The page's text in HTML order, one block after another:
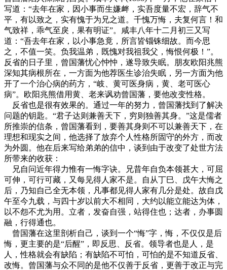
写道：“去年在家，因小事而生嫌衅，实吾度量不宏，辞气不
平，有以致之，实有愧于为兄之道。千愧万悔，夫复何言！和
气致祥，乖气至戾，果有明证”。咸丰八年十二月初三又写
道：“吾去年在家，以小事急竟，所言皆锱铢细故。而今思
之，不值一笑。负我温弟，既愧对我祖我父，悔恨何极！”。
反省的日子里，曾国藩忧心忡忡，遂导致失眠。朋友欧阳兆熊
深知其病根所在，一方面为他荐医生诊治失眠，另一方面为他
开了一个治心病的药方，“岐、黄可医身病，黄、老可医心
病”。欧阳兆熊借用黄、老来讽劝曾国藩，要他改变性格。
反省也是很有效果的。通过一年的努力，曾国藩找到了解决
问题的钥匙。“君子达则兼善天下，穷则独善其身。”这是儒者
所推崇的信条，曾国藩看到，要善其身则不可以兼善天下，在
理想和现实之间，他选择了放弃个人性格所固守的外方，而改
为外圆。他在后来写给弟弟的信中，谈到由于改变了处世方法
所带来的收获：
兄自问近年得力惟有一悔字诀。兄昔年自负本领甚大，可屈
可伸，可行可藏，又每见得人家不是。自从丁巳、戊午大悔之
后，乃知自己全无本领，凡事都见得人家有几分是处。故自戊
午至今九载，与四十岁以前大不相同，大约以能立能达为体，
以不怨不尤为用。立者，发奋自强，站得住也；达者，办事圆
融，行得通也。
曾国藩在这里剖析自己，谈到一个“悔”字，悔，不仅仅是后
悔，更主要的是“后醒”，即反思、反省。领导者也是人，是
人，性格就会有缺陷；有缺陷不可怕，可怕的是不知道反省、
改悔。曾国藩与众不同的是他不仅善于反省，更善于改正与完